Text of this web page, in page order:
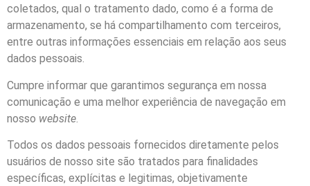
coletados, qual o tratamento dado, como é a forma de
armazenamento, se há compartilhamento com terceiros,
entre outras informações essenciais em relação aos seus
dados pessoais.
Cumpre informar que garantimos segurança em nossa
comunicação e uma melhor experiência de navegação em
nosso website
Todos os dados pessoais fornecidos diretamente pelos
usuários de nosso site são tratados para finalidades
específicas, explícitas e legitimas, objetivamente